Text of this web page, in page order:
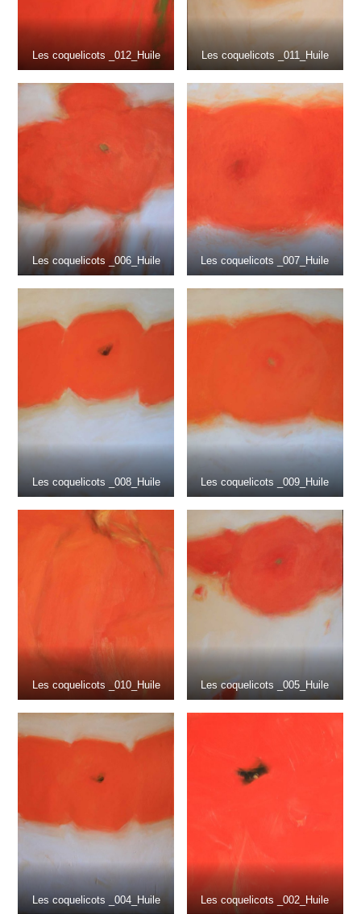
Les coquelicots _012_Huile Les coquelicots _011_Huile
Les coquelicots _006_Huile Les coquelicots _007_Huile
Les coquelicots _008_Huile Les coquelicots _009_Huile
Les coquelicots _010_Huile Les coquelicots _005_Huile
Les coquelicots _004_Huile Les coquelicots _002_Huile